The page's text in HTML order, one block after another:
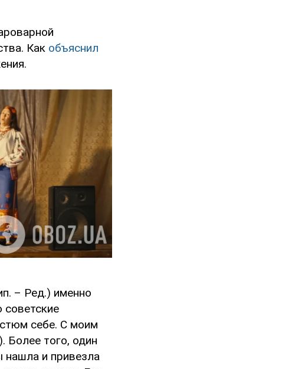
Как объяснил
– Ред.) именно
советские
себе. С моим
Более того, один
и привезла